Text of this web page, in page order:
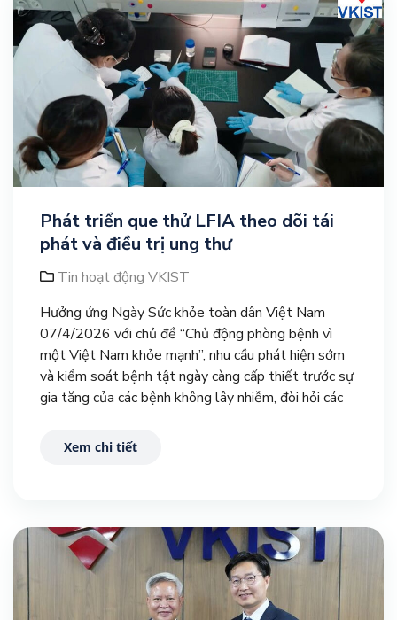
Phát triển que thử LFIA theo dõi tái
phát và điều trị ung thư
Tin hoạt động VKIST
Hưởng ứng Ngày Sức khỏe toàn dân Việt Nam
07/4/2026 với chủ đề “Chủ động phòng bệnh vì
một Việt Nam khỏe mạnh”, nhu cầu phát hiện sớm
và kiểm soát bệnh tật ngày càng cấp thiết trước sự
gia tăng của các bệnh không lây nhiễm, đòi hỏi các
Xem chi tiết